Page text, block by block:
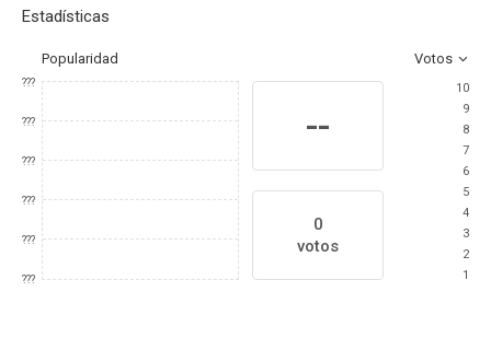
Estadísticas
Popularidad Votos
???
???
???
???
???
???
--
0
votos
10
9
8
7
6
5
4
3
2
1